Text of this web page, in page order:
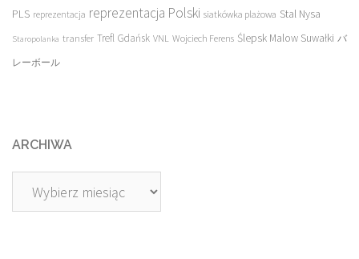
PLS reprezentacja reprezentacja Polski siatkówka plażowa Stal Nysa
Staropolanka transfer Trefl Gdańsk VNL Wojciech Ferens Ślepsk Malow Suwałki バ
レーボール
ARCHIWA
Archiwa